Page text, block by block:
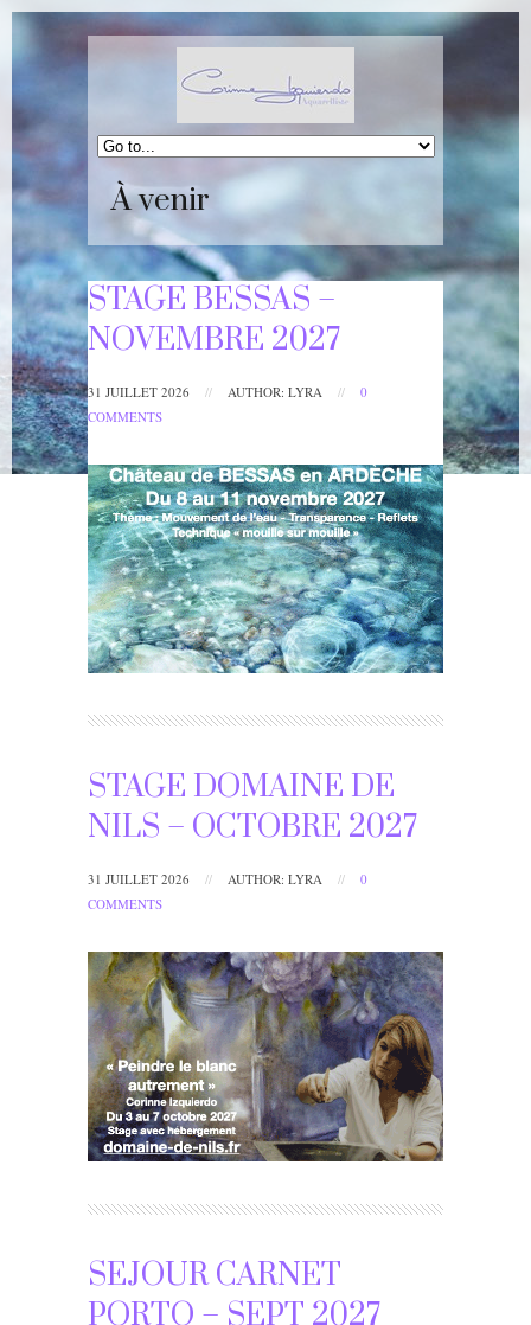
À venir
STAGE BESSAS –
NOVEMBRE 2027
31 JUILLET 2026 // AUTHOR: LYRA //
0
COMMENTS
STAGE DOMAINE DE
NILS – OCTOBRE 2027
31 JUILLET 2026 // AUTHOR: LYRA //
0
COMMENTS
SEJOUR CARNET
PORTO – SEPT 2027